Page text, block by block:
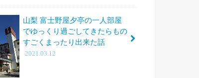
山梨 富士野屋夕亭の一人部屋
でゆっくり過ごしてきたらもの
すごくまったり出来た話
2021.03.12